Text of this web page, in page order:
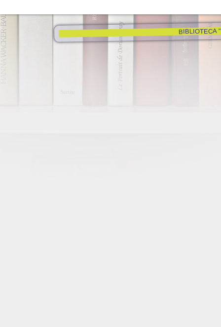
BIBLIOTECA